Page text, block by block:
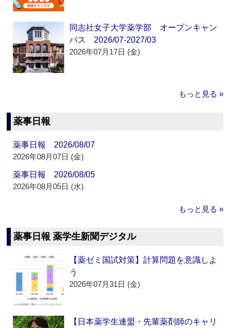
同志社女子大学薬学部 オープンキャン
パス 2026/07-2027/03
2026年07月17日 (金)
もっと見る »
薬事日報
薬事日報 2026/08/07
2026年08月07日 (金)
薬事日報 2026/08/05
2026年08月05日 (水)
もっと見る »
薬事日報 薬学生新聞デジタル
【薬ゼミ国試対策】計算問題を意識しよ
う
2026年07月31日 (金)
【日本薬学生連盟・先輩薬剤師のキャリ